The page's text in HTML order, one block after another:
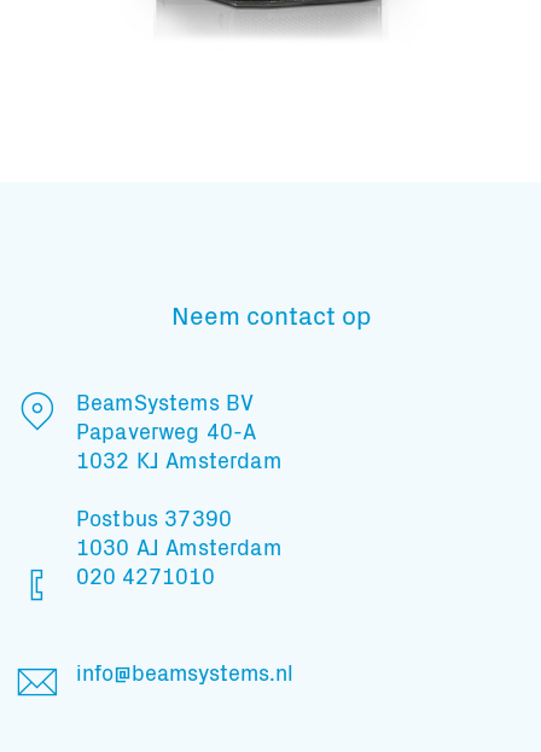
Neem contact op
BeamSystems BV
Papaverweg 40-A
1032 KJ Amsterdam
Postbus 37390
1030 AJ Amsterdam
020 4271010
info@beamsystems.nl
Subscribe to our mailing list
En blijf op de hoogte